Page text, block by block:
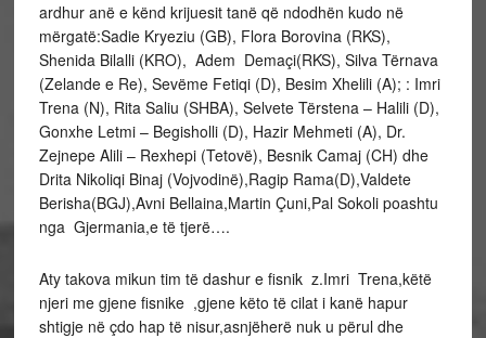
ardhur anë e kënd krijuesit tanë që ndodhën kudo në
mërgatë:Sadie Kryeziu (GB), Flora Borovina (RKS),
Shenida Bilalli (KRO), Adem Demaçi(RKS), Silva Tërnava
(Zelande e Re), Sevëme Fetiqi (D), Besim Xhelili (A); : Imri
Trena (N), Rita Saliu (SHBA), Selvete Tërstena – Halili (D),
Gonxhe Letmi – Begisholli (D), Hazir Mehmeti (A), Dr.
Zejnepe Alili – Rexhepi (Tetovë), Besnik Camaj (CH) dhe
Drita Nikoliqi Binaj (Vojvodinë),Ragip Rama(D),Valdete
Berisha(BGJ),Avni Bellaina,Martin Çuni,Pal Sokoli poashtu
nga Gjermania,e të tjerë….
Aty takova mikun tim të dashur e fisnik z.Imri Trena,këtë
njeri me gjene fisnike ,gjene këto të cilat i kanë hapur
shtigje në çdo hap të nisur,asnjëherë nuk u përul dhe